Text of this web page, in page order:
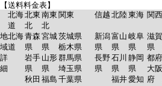
【送料料金表】
北海
道
北東
北
南東
北
関東 信越 北陸東海 関西
地
域
詳
細
北海
道
青森
県
岩手
県
秋田
宮城
県
山形
県
福島
茨城県
栃木県
群馬県
埼玉県
千葉県
新潟
県
長野
県
富山
県
石川
県
福井
岐阜
県
静岡
県
愛知
滋賀
県
都
大阪
府